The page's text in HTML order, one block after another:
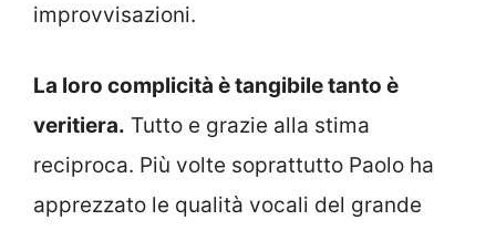
improvvisazioni.
La loro complicità è tangibile tanto è
veritiera. Tutto e grazie alla stima
reciproca. Più volte soprattutto Paolo ha
apprezzato le qualità vocali del grande